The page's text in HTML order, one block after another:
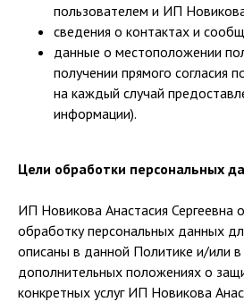
пользователем и ИП
сведения о контактах и
данные о местоположении
получении прямого согласия
на каждый случай
информации).
Цели обработки персональных
ИП Новикова Анастасия Сергеевна
обработку персональных данных
описаны в данной Политике и/или
дополнительных положениях о
конкретных услуг ИП Новикова